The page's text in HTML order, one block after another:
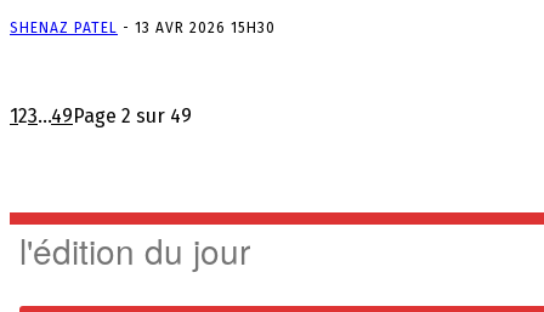
SHENAZ PATEL - 13 AVR 2026 15H30
123...49Page 2 sur 49
l'édition du jour